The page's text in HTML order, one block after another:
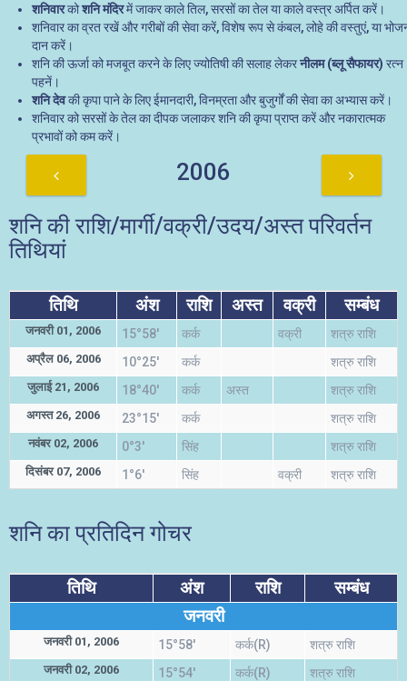
शनिवारकोशनि मंदिरमें जाकर काले तिल, सरसों का तेल या काले वस्त्र अर्पित करें।
शनिवार का व्रत रखें और गरीबों की सेवा करें, विशेष रूप से कंबल, लोहे की वस्तुएं, या
दान करें।
शनि की ऊर्जा को मजबूत करने के लिए ज्योतिषी की सलाह लेकरनीलम (ब्लू सैफायर) रत्न
पहनें।
शनि देवकी कृपा पाने के लिए ईमानदारी, विनम्रता और बुजुर्गों की सेवा का अभ्यास करें।
शनिवार को सरसों के तेल का दीपक जलाकर शनि की कृपा प्राप्त करें और नकारात्मक
प्रभावों को कम करें।
2006
शनि की राशि/मार्गी/वक्री/उदय/अस्त परिवर्तन
तिथियां
तिथि अंश राशि अस्त वक्री सम्बंध
जनवरी 01, 2006 15°58' कर्क वक्री शत्रु राशि
अप्रैल 06, 2006 10°25' कर्क शत्रु राशि
जुलाई 21, 2006 18°40' कर्क अस्त शत्रु राशि
अगस्त 26, 2006 23°15' कर्क शत्रु राशि
नवंबर 02, 2006 0°3' सिंह शत्रु राशि
दिसंबर 07, 2006 1°6' सिंह वक्री शत्रु राशि
शनि का प्रतिदिन गोचर
तिथि अंश राशि
सम्बंध
जनवरी
जनवरी 01, 2006 15°58' कर्क(R) शत्रु राशि
जनवरी 02, 2006 15°54' कर्क(R) शत्रु राशि